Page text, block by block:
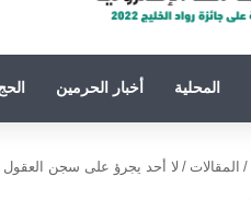
المحلية أخبار الحرمين
/ المقالات / لا أحد يجرؤ على سجن العقول